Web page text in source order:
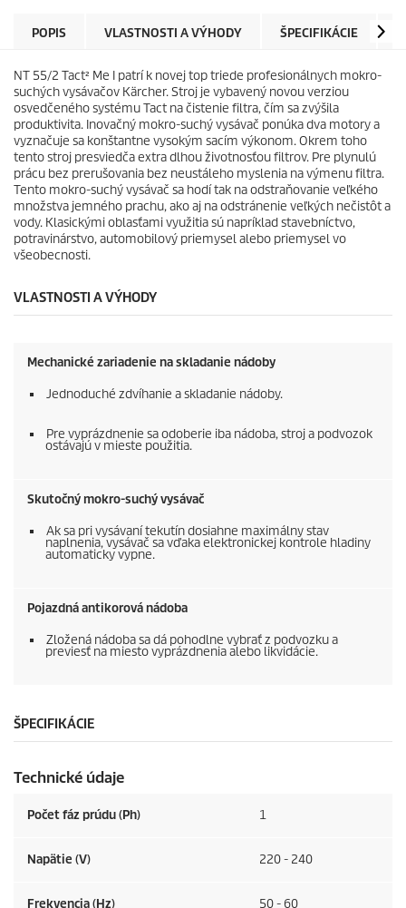
ek
.
POPIS VLASTNOSTI A VÝHODY ŠPECIFIKÁCIE
NT 55/2 Tact² Me I patrí k novej top triede profesionálnych mokro-
suchých vysávačov Kärcher. Stroj je vybavený novou verziou
osvedčeného systému Tact na čistenie filtra, čím sa zvýšila
produktivita. Inovačný mokro-suchý vysávač ponúka dva motory a
vyznačuje sa konštantne vysokým sacím výkonom. Okrem toho
tento stroj presviedča extra dlhou životnosťou filtrov. Pre plynulú
prácu bez prerušovania bez neustáleho myslenia na výmenu filtra.
Tento mokro-suchý vysávač sa hodí tak na odstraňovanie veľkého
množstva jemného prachu, ako aj na odstránenie veľkých nečistôt a
vody. Klasickými oblasťami využitia sú napríklad stavebníctvo,
potravinárstvo, automobilový priemysel alebo priemysel vo
všeobecnosti.
VLASTNOSTI A VÝHODY
Mechanické zariadenie na skladanie nádoby
Jednoduché zdvíhanie a skladanie nádoby.
Pre vyprázdnenie sa odoberie iba nádoba, stroj a podvozok
ostávajú v mieste použitia.
Skutočný mokro-suchý vysávač
Ak sa pri vysávaní tekutín dosiahne maximálny stav
naplnenia, vysávač sa vďaka elektronickej kontrole hladiny
automaticky vypne.
Pojazdná antikorová nádoba
Zložená nádoba sa dá pohodlne vybrať z podvozku a
previesť na miesto vyprázdnenia alebo likvidácie.
ŠPECIFIKÁCIE
Technické údaje
Počet fáz prúdu (Ph) 1
Napätie (V) 220 - 240
Frekvencia (Hz) 50 - 60